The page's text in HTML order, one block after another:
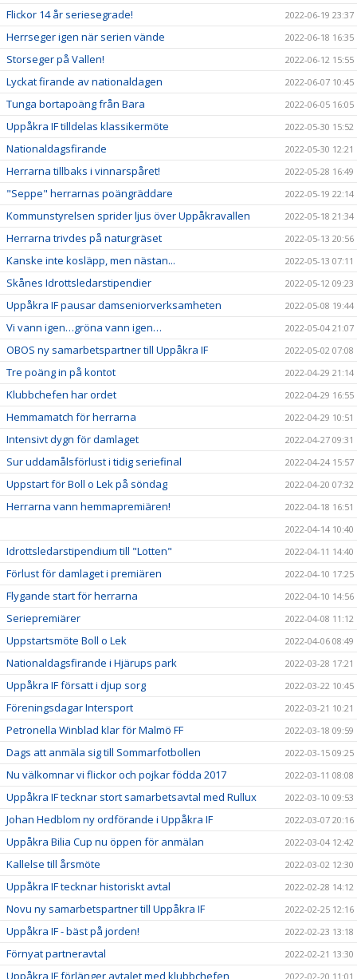
Flickor 14 år seriesegrade! 2022-06-19 23:37
Herrseger igen när serien vände 2022-06-18 16:35
Storseger på Vallen! 2022-06-12 15:55
Lyckat firande av nationaldagen 2022-06-07 10:45
Tunga bortapoäng från Bara 2022-06-05 16:05
Uppåkra IF tilldelas klassikermöte 2022-05-30 15:52
Nationaldagsfirande 2022-05-30 12:21
Herrarna tillbaks i vinnarspåret! 2022-05-28 16:49
"Seppe" herrarnas poängräddare 2022-05-19 22:14
Kommunstyrelsen sprider ljus över Uppåkravallen 2022-05-18 21:34
Herrarna trivdes på naturgräset 2022-05-13 20:56
Kanske inte kosläpp, men nästan... 2022-05-13 07:11
Skånes Idrottsledarstipendier 2022-05-12 09:23
Uppåkra IF pausar damseniorverksamheten 2022-05-08 19:44
Vi vann igen…gröna vann igen… 2022-05-04 21:07
OBOS ny samarbetspartner till Uppåkra IF 2022-05-02 07:08
Tre poäng in på kontot 2022-04-29 21:14
Klubbchefen har ordet 2022-04-29 16:55
Hemmamatch för herrarna 2022-04-29 10:51
Intensivt dygn för damlaget 2022-04-27 09:31
Sur uddamålsförlust i tidig seriefinal 2022-04-24 15:57
Uppstart för Boll o Lek på söndag 2022-04-20 07:32
Herrarna vann hemmapremiären!
2022-04-18 16:51
2022-04-14 10:40
Idrottsledarstipendium till "Lotten" 2022-04-11 14:40
Förlust för damlaget i premiären 2022-04-10 17:25
Flygande start för herrarna 2022-04-10 14:56
Seriepremiärer 2022-04-08 11:12
Uppstartsmöte Boll o Lek 2022-04-06 08:49
Nationaldagsfirande i Hjärups park 2022-03-28 17:21
Uppåkra IF försatt i djup sorg 2022-03-22 10:45
Föreningsdagar Intersport 2022-03-21 10:21
Petronella Winblad klar för Malmö FF 2022-03-18 09:59
Dags att anmäla sig till Sommarfotbollen 2022-03-15 09:25
Nu välkomnar vi flickor och pojkar födda 2017 2022-03-11 08:08
Uppåkra IF tecknar stort samarbetsavtal med Rullux 2022-03-10 09:53
Johan Hedblom ny ordförande i Uppåkra IF 2022-03-07 20:16
Uppåkra Bilia Cup nu öppen för anmälan 2022-03-04 12:42
Kallelse till årsmöte 2022-03-02 12:30
Uppåkra IF tecknar historiskt avtal 2022-02-28 14:12
Novu ny samarbetspartner till Uppåkra IF 2022-02-25 12:16
Uppåkra IF - bäst på jorden! 2022-02-23 13:18
Förnyat partneravtal 2022-02-21 13:30
Uppåkra IF förlänger avtalet med klubbchefen 2022-02-20 11:01